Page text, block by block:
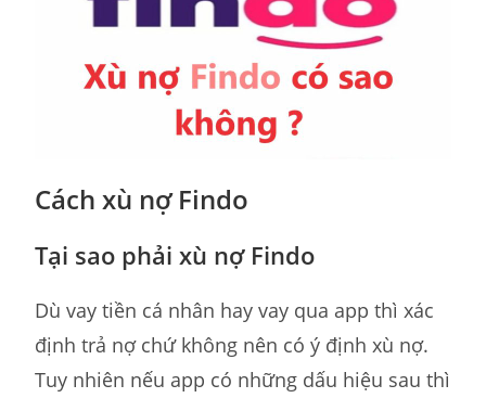
Cách xù nợ Findo
Tại sao phải xù nợ Findo
Dù vay tiền cá nhân hay vay qua app thì xác
định trả nợ chứ không nên có ý định xù nợ.
Tuy nhiên nếu app có những dấu hiệu sau thì